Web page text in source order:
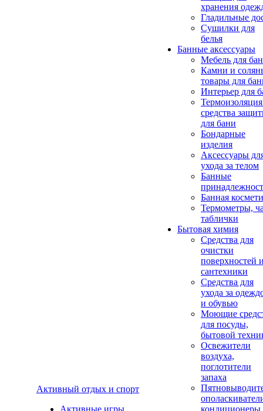
Активный отдых и спорт
Активные игры
хранения
Гладильные
Сушилки для
белья
Банные аксессуары
Мебель для
Камни и
товары для
Интерьер для
средства
для бани
Бондарные
изделия
Аксеcсуары
ухода за телом
Банные
Банная
Термометры,
таблички
Бытовая химия
Средства для
очистки
поверхностей
сантехники
Средства для
ухода за
и обувью
Моющие
для посуды,
бытовой
Освежители
воздуха,
поглотители
запаха
кондиционеры